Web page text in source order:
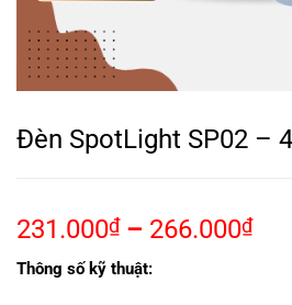
Đèn SpotLight SP02 –
231.000₫– 266.000₫
Thông số kỹ thuật: